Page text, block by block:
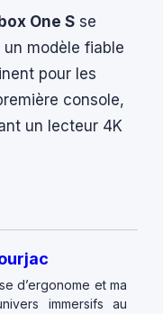
One S se
modèle fiable
pour les
console,
un lecteur 4K
d’ergonome et ma
immersifs au